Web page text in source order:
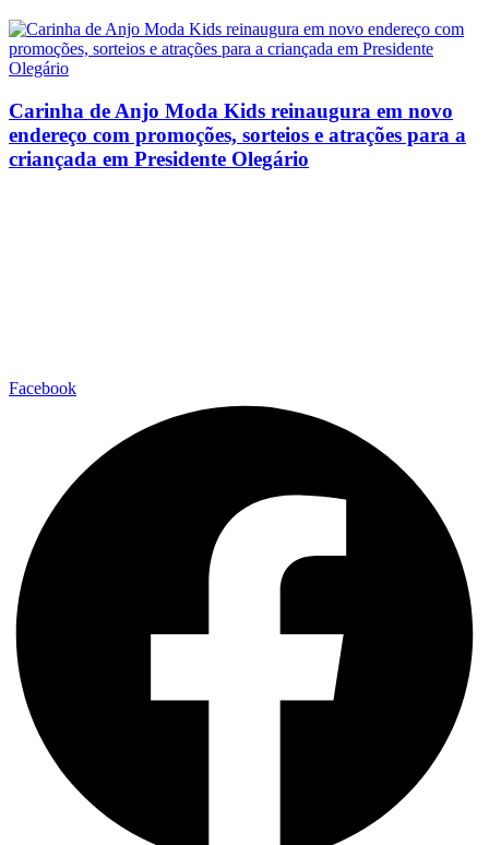
Carinha de Anjo Moda Kids reinaugura em novo
endereço com promoções, sorteios e atrações para a
criançada em Presidente Olegário
Facebook